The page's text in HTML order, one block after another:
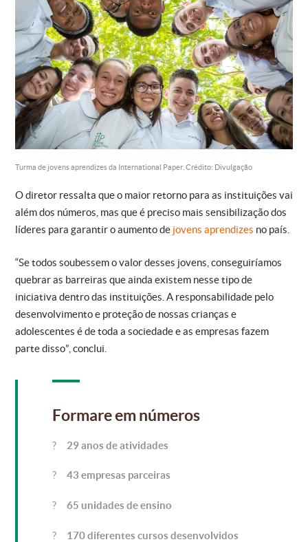
Turma de jovens aprendizes da International Paper. Crédito: Divulgação
O diretor ressalta que o maior retorno para as instituições vai
além dos números, mas que é preciso mais sensibilização dos
líderes para garantir o aumento de jovens aprendizes no país.
“Se todos soubessem o valor desses jovens, conseguiríamos
quebrar as barreiras que ainda existem nesse tipo de
iniciativa dentro das instituições. A responsabilidade pelo
desenvolvimento e proteção de nossas crianças e
adolescentes é de toda a sociedade e as empresas fazem
parte disso”, conclui.
Formare em números
? 29 anos de atividades
? 43 empresas parceiras
? 65 unidades de ensino
? 170 diferentes cursos desenvolvidos